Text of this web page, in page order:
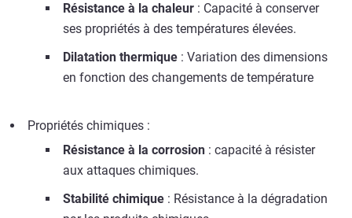
Résistance à la chaleur : Capacité à conserver
ses propriétés à des températures élevées.
Dilatation thermique : Variation des dimensions
en fonction des changements de température
Propriétés chimiques :
Résistance à la corrosion : capacité à résister
aux attaques chimiques.
Stabilité chimique : Résistance à la dégradation